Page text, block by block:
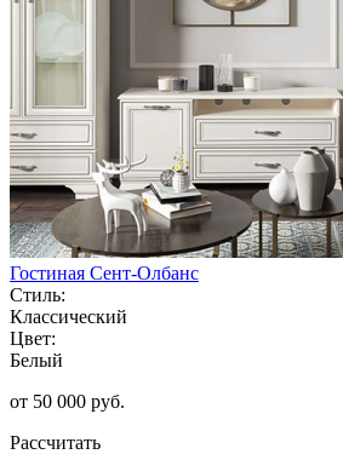
Гостиная Сент-Олбанс
Стиль:
Классический
Цвет:
Белый
от 50 000 руб.
Рассчитать